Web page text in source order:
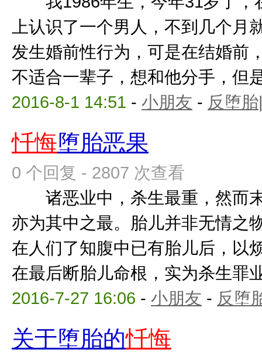
上认识了一个男人，不到几个月
发生婚前性行为，可是在结婚前
不适合一辈子，想和他分手，但
2016-8-1 14:51 - 小朋友 - 反堕
忏悔堕胎恶果
0 个回复 - 2807 次查看
诸恶业中，杀生最重，然而
亦为其中之最。胎儿并非无情之
在人们了知腹中已有胎儿后，以
在最后断胎儿命根，实为杀生罪
2016-7-27 16:06 - 小朋友 - 反堕
关于堕胎的忏悔